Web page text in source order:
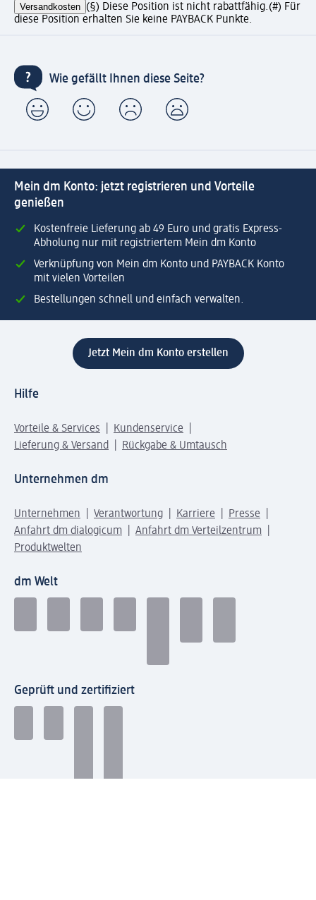
Versandkosten (§) Diese Position ist nicht rabattfähig.(#) Für
diese Position erhalten Sie keine PAYBACK Punkte.
Wie gefällt Ihnen diese Seite?
Mein dm Konto: jetzt registrieren und Vorteile
genießen
Kostenfreie Lieferung ab 49 Euro und gratis Express-
Abholung nur mit registriertem Mein dm Konto
Verknüpfung von Mein dm Konto und PAYBACK Konto
mit vielen Vorteilen
Bestellungen schnell und einfach verwalten.
Jetzt Mein dm Konto erstellen
Hilfe
Vorteile & Services
Kundenservice
Lieferung & Versand
Rückgabe & Umtausch
Unternehmen dm
Unternehmen Verantwortung Karriere
Presse
Anfahrt dm dialogicum
Anfahrt dm Verteilzentrum
Produktwelten
dm Welt
Geprüft und zertifiziert